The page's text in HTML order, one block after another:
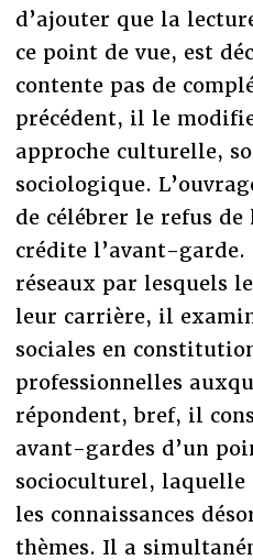
d’ajouter que la
ce point de vue, est
contente pas de
précédent, il le
approche culturelle,
sociologique.
de célébrer le refus
crédite l’avant-garde.
réseaux par lesquels
leur carrière, il
sociales en
professionnelles
répondent, bref, il
avant-gardes d’un
socioculturel,
les connaissances
thèmes. Il a